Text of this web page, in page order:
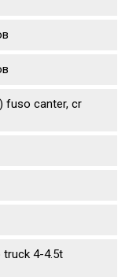
fuso canter, cr
truck 4-4.5t